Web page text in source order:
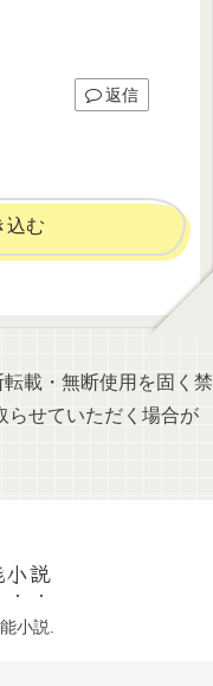
返信
込む
載・無断使用を固く禁
らせていただく場合が
説
小説.